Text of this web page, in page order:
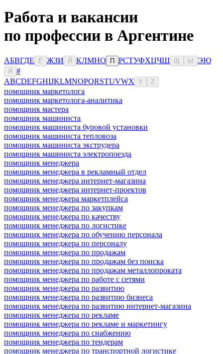
Работа и вакансии
по профессии в Аргентине
АБВГДЕ Ё ЖЗИ Й КЛМНО П РСТУФХЦЧШ Ы ЭЮ
Я
#
ABCDEFGHIJKLMNOPQRSTUVWX Y Z
помощник маркетолога
помощник маркетолога-аналитика
помощник мастера
помощник машиниста
помощник машиниста буровой установки
помощник машиниста тепловоза
помощник машиниста экструдера
помощник машиниста электропоезда
помощник менеджера
помощник менеджера в рекламный отдел
помощник менеджера интернет-магазина
помощник менеджера интернет-проектов
помощник менеджера маркетплейса
помощник менеджера по закупкам
помощник менеджера по качеству
помощник менеджера по логистике
помощник менеджера по обучению персонала
помощник менеджера по персоналу
помощник менеджера по продажам
помощник менеджера по продажам без поиска
помощник менеджера по продажам металлопроката
помощник менеджера по работе с сетями
помощник менеджера по развитию
помощник менеджера по развитию бизнеса
помощник менеджера по развитию интернет-магазина
помощник менеджера по рекламе
помощник менеджера по рекламе и маркетингу
помощник менеджера по снабжению
помощник менеджера по тендерам
помощник менеджера по транспортной логистике